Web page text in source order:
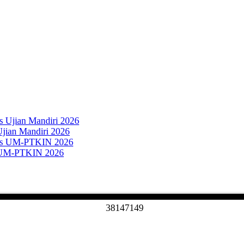
Mandiri 2026
PTKIN 2026
38147149